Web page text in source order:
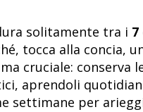
solitamente tra i 7
tocca alla concia,
cruciale: conserva
aprendoli
settimane per